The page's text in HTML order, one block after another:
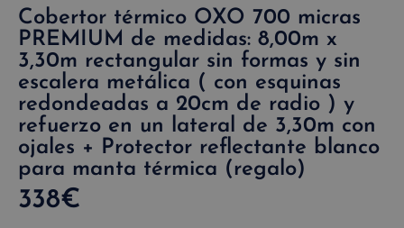
Cobertor térmico OXO 700 micras
PREMIUM de medidas: 8,00m x
3,30m rectangular sin formas y sin
escalera metálica ( con esquinas
redondeadas a 20cm de radio ) y
refuerzo en un lateral de 3,30m con
ojales + Protector reflectante blanco
para manta térmica (regalo)
338€